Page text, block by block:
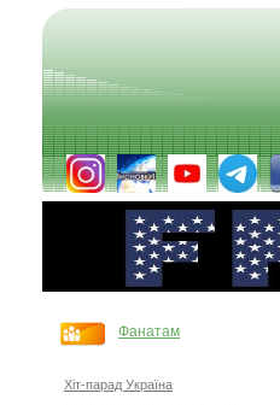
Фанатам
Хіт-парад Україна